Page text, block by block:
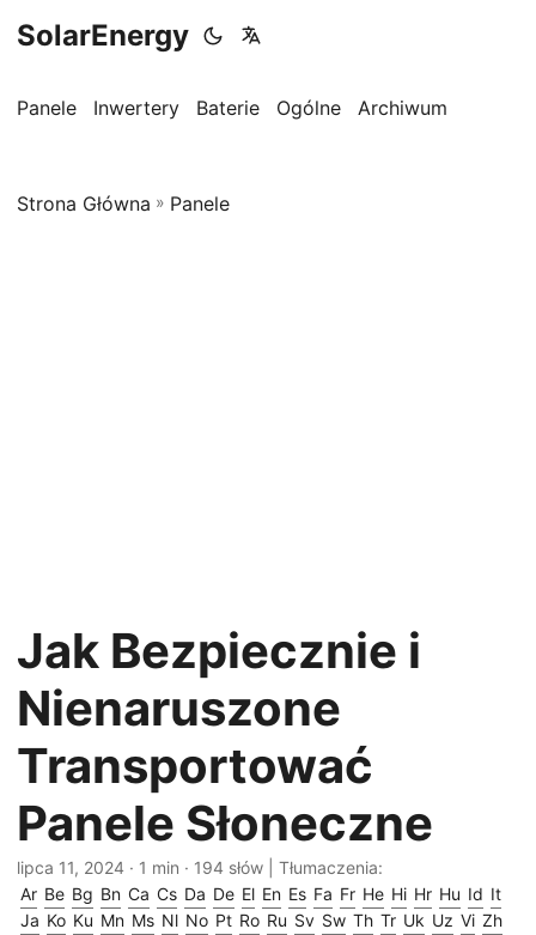
SolarEnergy
Panele Inwertery Baterie Ogólne Archiwum
Strona Główna » Panele
Jak Bezpiecznie i
Nienaruszone
Transportować
Panele Słoneczne
lipca 11, 2024 · 1 min · 194 słów | Tłumaczenia:
Ar Be Bg Bn Ca Cs Da De El En Es Fa Fr He Hi Hr Hu Id It
Ja Ko Ku Mn Ms Nl No Pt Ro Ru Sv Sw Th Tr Uk Uz Vi Zh